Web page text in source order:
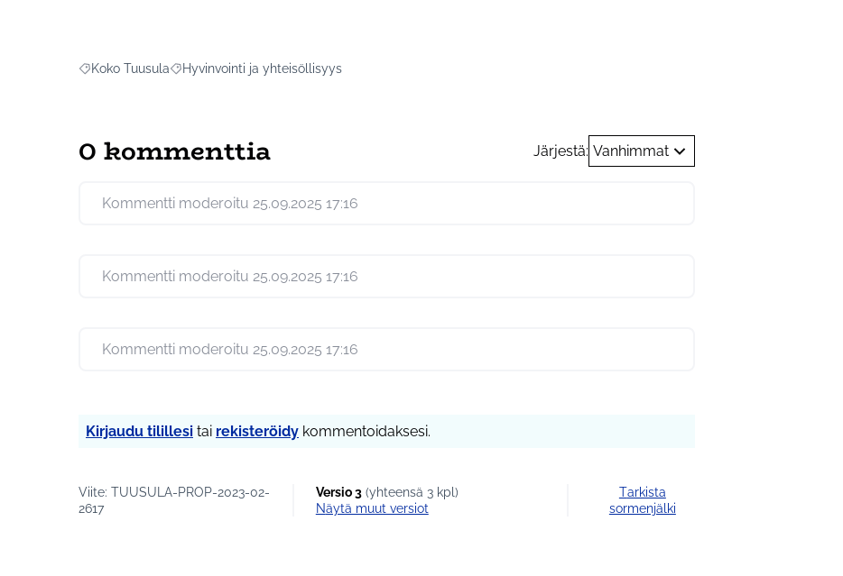
Rajaa tulokset aihepiirin mukaan: Koko Tuusula
Koko Tuusula Rajaa tulokset teeman mukaan: Hyvinvointi ja yhteisöllisyys
Hyvinvointi ja yhteisöllisyys
0 kommenttia Järjestä: Vanhimmat
Kommentti moderoitu 25.09.2025 17:16
Kommentti moderoitu 25.09.2025 17:16
Kommentti moderoitu 25.09.2025 17:16
Kirjaudu tilillesi tai rekisteröidy kommentoidaksesi.
Viite: TUUSULA-PROP-2023-02-
2617
Versio 3(yhteensä 3 kpl)
näytä muut versiot
Tarkista
sormenjälki